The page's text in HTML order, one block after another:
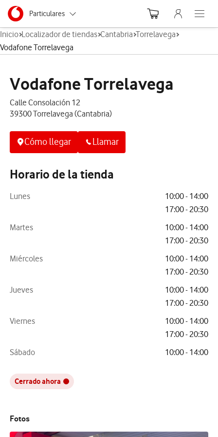
Ir a la pagina principal de vodafone.es
Menu navegación Segmento
Particulares
Autónomos
Grandes empresas y AA.PP.
Menu
Abre el
Inicio Localizador de tiendas Cantabria Torrelavega
Vodafone Torrelavega
Vodafone Torrelavega
Calle Consolación 12
39300 Torrelavega (Cantabria)
Cómo llegar Llamar
Horario de la tienda
Lunes
10:00 - 14:00
17:00 - 20:30
Martes
10:00 - 14:00
17:00 - 20:30
Miércoles
10:00 - 14:00
17:00 - 20:30
Jueves
10:00 - 14:00
17:00 - 20:30
Viernes
10:00 - 14:00
17:00 - 20:30
Sábado
10:00 - 14:00
Cerrado ahora
Fotos